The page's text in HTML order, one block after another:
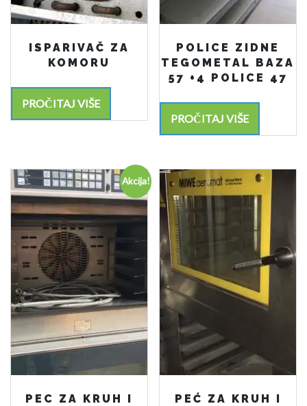
ISPARIVAČ ZA
KOMORU
PROČITAJ VIŠE
POLICE ZIDNE
TEGOMETAL BAZA
57 +4 POLICE 47
PROČITAJ VIŠE
Akcija!
PEC ZA KRUH I
PEĆ ZA KRUH I